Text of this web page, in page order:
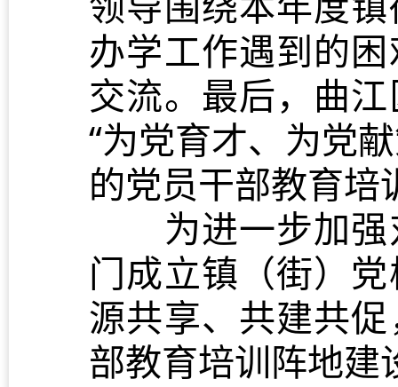
办学工作遇到的
交流。最后，曲
“为党育才、为党
的党员干部教育
为进一步加强
门成立镇（街）
源共享、共建共
部教育培训阵地建